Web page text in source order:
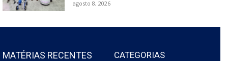
agosto 8, 2026
MATÉRIAS RECENTES
CATEGORIAS